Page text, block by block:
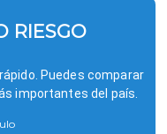
RIESGO
Puedes comparar
importantes del país.